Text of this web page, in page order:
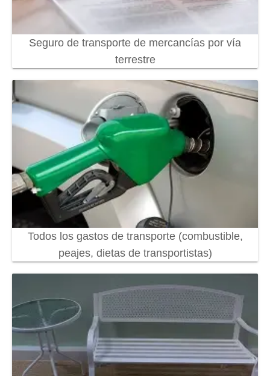
Seguro de transporte de mercancías por vía
terrestre
Todos los gastos de transporte (combustible,
peajes, dietas de transportistas)